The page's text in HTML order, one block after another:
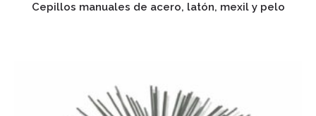
Cepillos manuales de acero, latón, mexil y pelo